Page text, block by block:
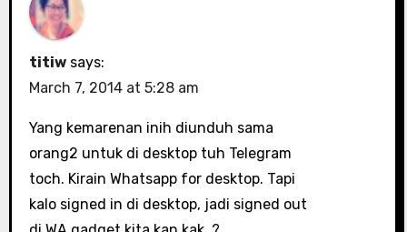
titiw says:
March 7, 2014 at 5:28 am
Yang kemarenan inih diunduh sama
orang2 untuk di desktop tuh Telegram
toch. Kirain Whatsapp for desktop. Tapi
kalo signed in di desktop, jadi signed out